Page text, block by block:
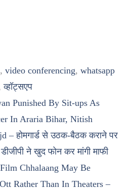
, video conferencing, whatsapp
व्हॉट्सएप
Punished By Sit-ups As
In Araria Bihar, Nitish
– होमगार्ड से उठक-बैठक कराने पर
ने खुद फोन कर मांगी माफी
Chhalaang May Be
Rather Than In Theaters –